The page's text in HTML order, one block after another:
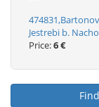
Jestrebi b.
Price:6 €